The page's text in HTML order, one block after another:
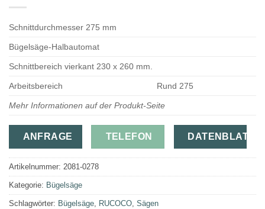
Schnittdurchmesser 275 mm
Bügelsäge-Halbautomat
Schnittbereich vierkant 230 x 260 mm.
Arbeitsbereich Rund 275
Mehr Informationen auf der Produkt-Seite
ANFRAGE TELEFON DATENBLATT
Artikelnummer: 2081-0278
Kategorie: Bügelsäge
Schlagwörter: Bügelsäge, RUCOCO, Sägen